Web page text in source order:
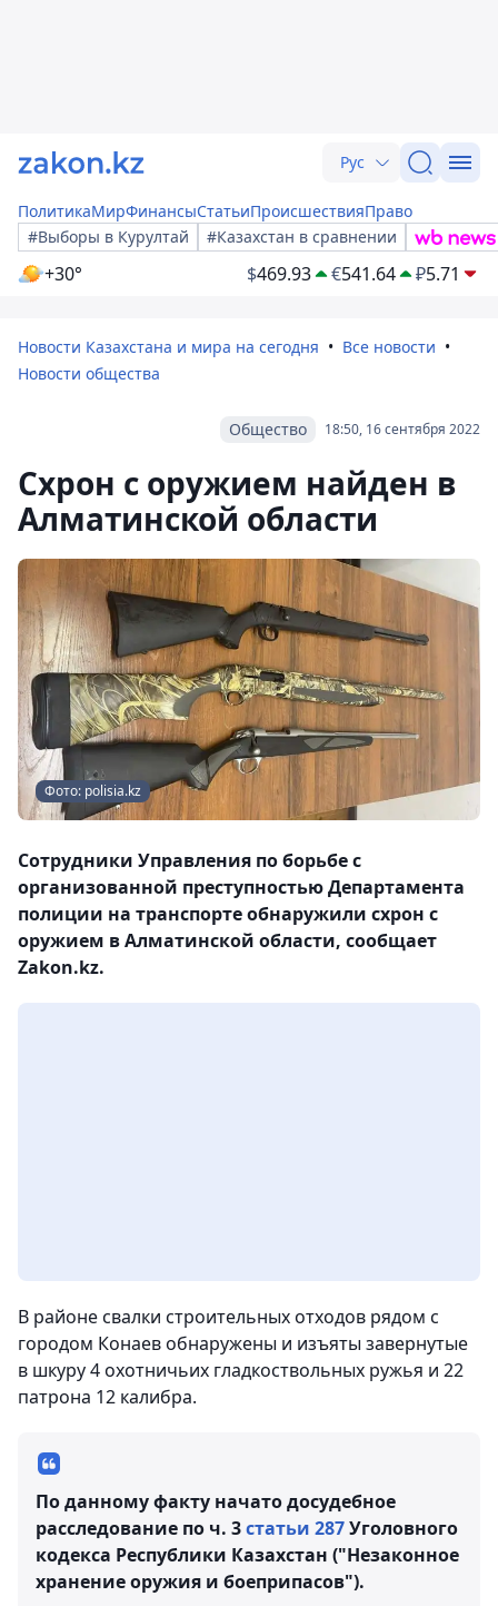
Рус
ПолитикаМирФинансыСтатьиПроисшествияПраво
#Выборы в Курултай
#Казахстан в сравнении
+30° $469.93 €541.64 ₽5.71
Новости Казахстана и мира на сегодня
Все новости
Новости общества
18:50, 16 сентября 2022
Общество
Схрон с оружием найден в
Алматинской области
Фото: polisia.kz
Сотрудники Управления по борьбе с
организованной преступностью Департамента
полиции на транспорте обнаружили схрон с
оружием в Алматинской области, сообщает
Zakon.kz.
В районе свалки строительных отходов рядом с
городом Конаев обнаружены и изъяты завернутые
в шкуру 4 охотничьих гладкоствольных ружья и 22
патрона 12 калибра.
По данному факту начато досудебное
расследование по ч. 3статьи 287Уголовного
кодекса Республики Казахстан ("Незаконное
хранение оружия и боеприпасов").